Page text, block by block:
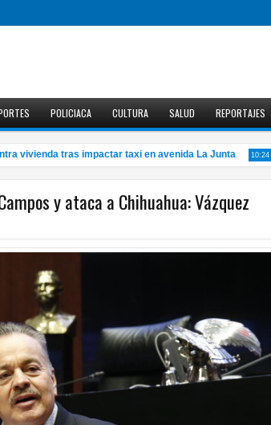
POLICIACA CULTURA SALUD REPORTAJES
tras impactar taxi en avenida La Junta 10:24 AM
y ataca a Chihuahua: Vázquez